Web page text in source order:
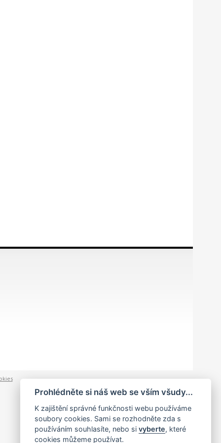
Prohlédněte si náš web se vším všudy...
K zajištění správné funkčnosti webu používáme
soubory cookies. Sami se rozhodněte zda s
používáním souhlasíte, nebo si vyberte, které
cookies můžeme používat.